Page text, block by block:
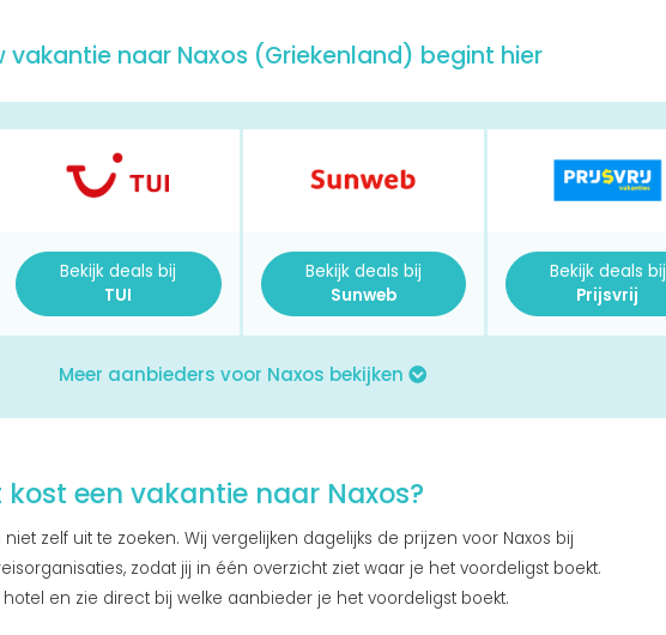
vakantie naarNaxos (Griekenland) begint hier
Bekijk deals bij
TUI
Bekijk deals bij
Sunweb
Bekijk deals bij
Prijsvrij
Meer aanbieders voor Naxos bekijken
kost een vakantie naar Naxos?
zelf uit te zoeken. Wij vergelijken dagelijks de prijzen voor Naxos bij
zodat jij in één overzicht ziet waar je het voordeligst boekt.
en zie direct bij welke aanbieder je het voordeligst boekt.